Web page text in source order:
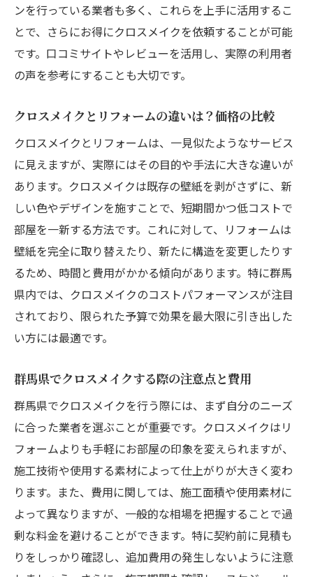
クロスメイクによるコストパフォーマンス
の向上
群馬県での住まいに合ったクロスメイク事
クロスメイクの長所と短所を理解して選択
する
群馬県の住まいに最適なクロスメイクプラ
ン
群馬県でのクロスメイク成功事例から学ぶ価格
交渉のコツ
成功事例に学ぶクロスメイクの選び方
実際の成功事例を参考にした価格交渉法
群馬県のクロスメイク成功事例の分析
経験者から学ぶクロスメイクの価格削減術
クロスメイク成功事例から得られるヒント
群馬県のクロスメイク初回割引を活用して賢く
費用を抑える
初回割引を利用したクロスメイクの賢い選
択
群馬県のクロスメイク業者の初回割引情報
初回割引をフル活用するためのポイント
群馬県でのクロスメイク初回割引の注意点
初回割引を使ったお得なクロスメイク事例
ンを行っている業者も多く、これらを上手に活用するこ
とで、さらにお得にクロスメイクを依頼することが可能
です。口コミサイトやレビューを活用し、実際の利用者
の声を参考にすることも大切です。
クロスメイクとリフォームの違いは？価格の比較
クロスメイクとリフォームは、一見似たようなサービス
に見えますが、実際にはその目的や手法に大きな違いが
あります。クロスメイクは既存の壁紙を剥がさずに、新
しい色やデザインを施すことで、短期間かつ低コストで
部屋を一新する方法です。これに対して、リフォームは
壁紙を完全に取り替えたり、新たに構造を変更したりす
るため、時間と費用がかかる傾向があります。特に群馬
県内では、クロスメイクのコストパフォーマンスが注目
されており、限られた予算で効果を最大限に引き出した
い方には最適です。
群馬県でクロスメイクする際の注意点と費用
群馬県でクロスメイクを行う際には、まず自分のニーズ
に合った業者を選ぶことが重要です。クロスメイクはリ
フォームよりも手軽にお部屋の印象を変えられますが、
施工技術や使用する素材によって仕上がりが大きく変わ
ります。また、費用に関しては、施工面積や使用素材に
よって異なりますが、一般的な相場を把握することで過
剰な料金を避けることができます。特に契約前に見積も
りをしっかり確認し、追加費用の発生しないように注意